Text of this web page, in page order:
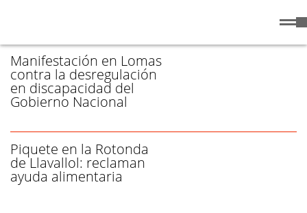
Manifestación en Lomas
contra la desregulación
en discapacidad del
Gobierno Nacional
Piquete en la Rotonda
de Llavallol: reclaman
ayuda alimentaria